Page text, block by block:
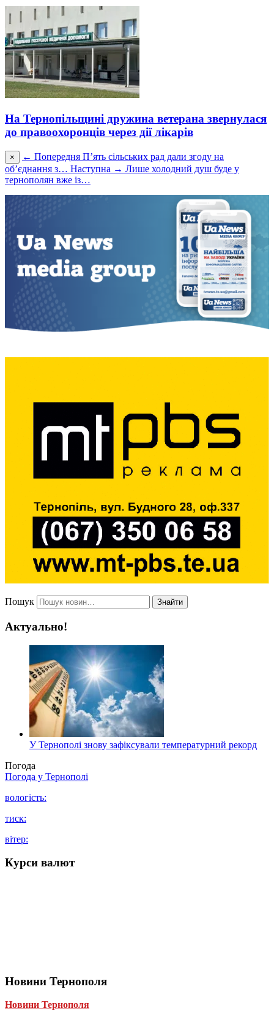
На Тернопільщині дружина ветерана звернулася
до правоохоронців через дії лікарів
× ← Попередня П’ять сільських рад дали згоду на
об’єднання з… Наступна → Лише холодний душ буде у
тернополян вже із…
Пошук Знайти
Актуально!
У Тернополі знову зафіксували температурний рекорд
Погода
Погода у Тернополі
вологість:
тиск:
вітер:
Курси валют
Новини Тернополя
Новини Тернополя